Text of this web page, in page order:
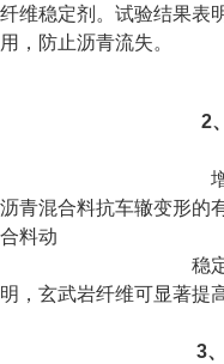
纤维稳定剂。试验结果表
用，防止沥青流失。
2
沥青混合料抗车辙变形的
合料动
稳定度随玄武岩
明，玄武岩纤维可显著提
3